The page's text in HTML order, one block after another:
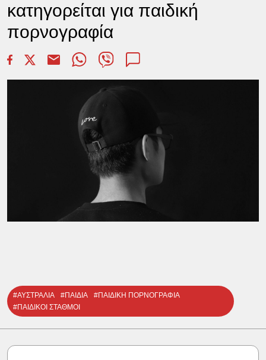
κατηγορείται για παιδική
πορνογραφία
#ΑΥΣΤΡΑΛΙΑ #ΠΑΙΔΙΑ
#ΠΑΙΔΙΚΗ ΠΟΡΝΟΓΡΑΦΙΑ
#ΠΑΙΔΙΚΟΙ ΣΤΑΘΜΟΙ